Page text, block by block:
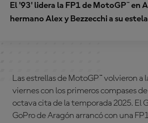
El '93' lidera la FP1 de MotoGP™ en
hermano Alex y Bezzecchi a su estela
Las estrellas de MotoGP™ volvieron a
viernes con los primeros compases
octava cita de la temporada 2025. El
GoPro de Aragón arrancó con una